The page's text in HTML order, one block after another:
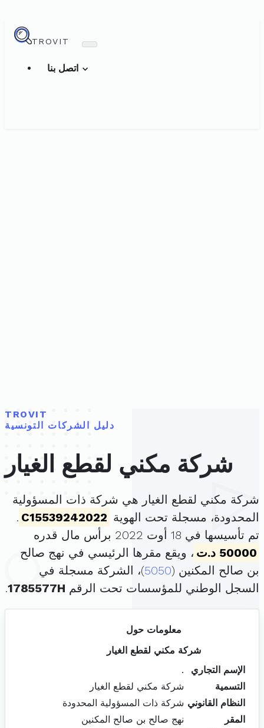
TROVIT
TROVIT
دليل الشركات التونسية
شركة مكني لقطع الغيار
شركة مكني لقطع الغيار هي شركة ذات المسؤولية
المحدودة، مسجلة تحت الهوية C15539242022
.
تم تأسيسها في 18 أوت 2022 برأس مال قدره
50000 د.ت
، ويقع مقرها الرئيسي في نهج صالح
بن صالح المكنين (5050)، الشركة مسجلة في
السجل الوطني للمؤسسات تحت الرقم 1785577H
.
معلومات حول
شركة مكني لقطع الغيار
الإسم التجاري
.
التسمية
شركة مكني لقطع الغيار
النظام القانوني شركة ذات المسؤولية المحدودة
المقر
نهج صالح بن صالح المكنين